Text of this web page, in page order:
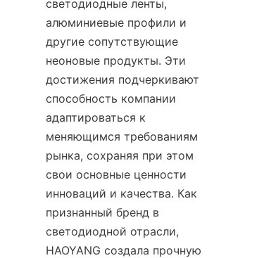
светодиодные ленты,
алюминиевые профили и
другие сопутствующие
неоновые продукты. Эти
достижения подчеркивают
способность компании
адаптироваться к
меняющимся требованиям
рынка, сохраняя при этом
свои основные ценности
инноваций и качества. Как
признанный бренд в
светодиодной отрасли,
HAOYANG создала прочную